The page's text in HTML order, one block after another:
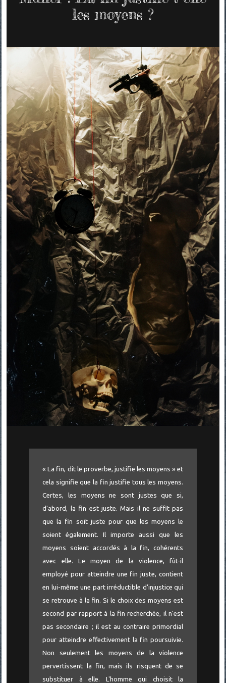
les moyens ?
« La fin, dit le proverbe, justifie les moyens » et
cela signifie que la fin justifie tous les moyens.
Certes, les moyens ne sont justes que si,
d'abord, la fin est juste. Mais il ne suffit pas
que la fin soit juste pour que les moyens le
soient également. Il importe aussi que les
moyens soient accordés à la fin, cohérents
avec elle. Le moyen de la violence, fût-il
employé pour atteindre une fin juste, contient
en lui-même une part irréductible d'injustice qui
se retrouve à la fin. Si le choix des moyens est
second par rapport à la fin recherchée, il n'est
pas secondaire ; il est au contraire primordial
pour atteindre effectivement la fin poursuivie.
Non seulement les moyens de la violence
pervertissent la fin, mais ils risquent de se
substituer à elle. L'homme qui choisit la